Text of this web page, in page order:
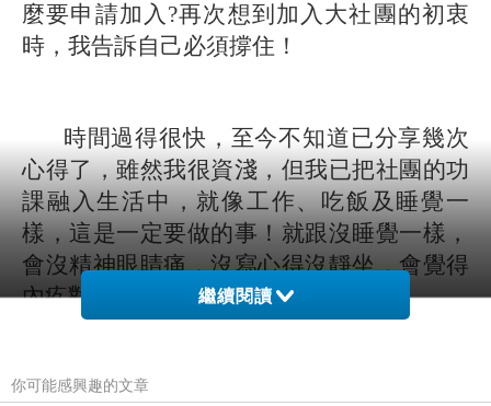
麼要申請加入?再次想到加入大社團的初衷
時，我告訴自己必須撐住！
時間過得很快，至今不知道已分享幾次
心得了，雖然我很資淺，但我已把社團的功
課融入生活中，就像工作、吃飯及睡覺一
樣，這是一定要做的事！就跟沒睡覺一樣，
會沒精神眼睛痛，沒寫心得沒靜坐，會覺得
內疚對不起自己。
阿伯：「萬事起頭難，凡事都需要時
繼續閱讀
你可能感興趣的文章